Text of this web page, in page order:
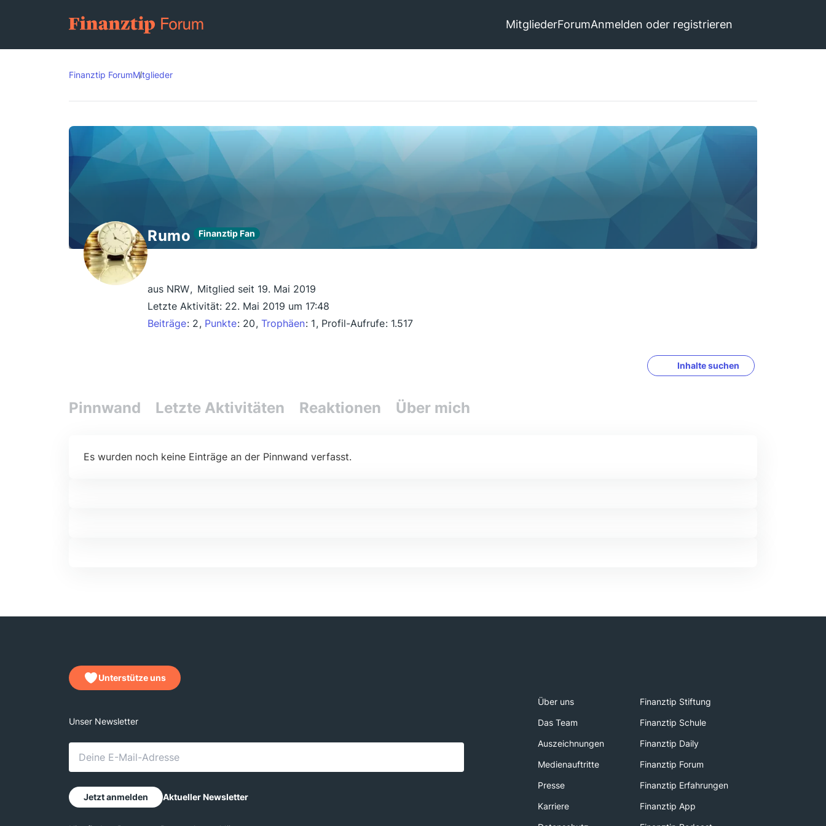
MitgliederForumAnmelden oder registrieren
Finanztip ForumMitglieder
Rumo Finanztip Fan
aus NRW
Mitglied seit 19. Mai 2019
Letzte Aktivität: 22. Mai 2019 um 17:48
Beiträge 2 Punkte 20 Trophäen 1 Profil-Aufrufe 1.517
Inhalte suchen
Pinnwand Letzte Aktivitäten Reaktionen Über mich
Es wurden noch keine Einträge an der Pinnwand verfasst.
Unterstütze uns
Über uns
Finanztip Stiftung
Das Team
Finanztip Schule
Auszeichnungen
Finanztip Daily
Medienauftritte
Finanztip Forum
Presse
Finanztip Erfahrungen
Karriere
Finanztip App